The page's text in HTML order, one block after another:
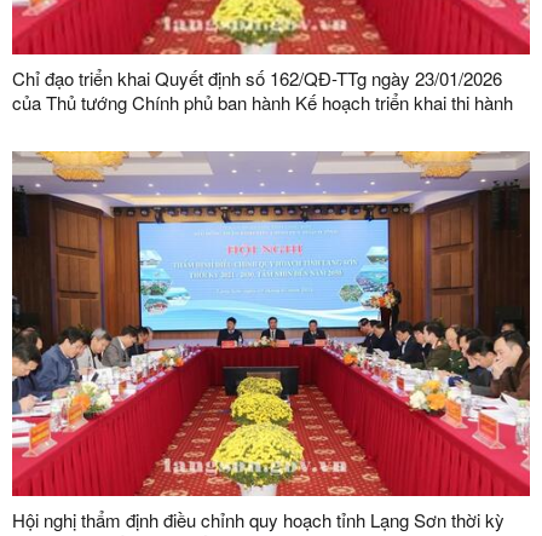
Chỉ đạo triển khai Quyết định số 162/QĐ-TTg ngày 23/01/2026
của Thủ tướng Chính phủ ban hành Kế hoạch triển khai thi hành
Hội nghị thẩm định điều chỉnh quy hoạch tỉnh Lạng Sơn thời kỳ